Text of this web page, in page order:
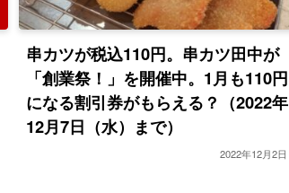
串カツが税込110円。串カツ田中が
「創業祭！」を開催中。1月も110円
になる割引券がもらえる？（2022年
12月7日（水）まで）
2022年12月2日